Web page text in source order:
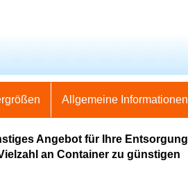
Allgemeine Informationen
Angebot für Ihre Entsorgung
an Container zu günstigen